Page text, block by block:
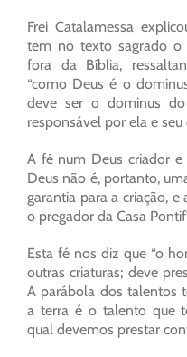
Frei Catalamessa
tem no texto sagrado o
fora da Bíblia,
“como Deus é o
deve ser o dominus
responsável por ela e seu
A fé num Deus criador
Deus não é, portanto,
garantia para a criação,
o pregador da Casa
Esta fé nos diz que “o
outras criaturas; deve
A parábola dos talentos
a terra é o talento que
qual devemos prestar